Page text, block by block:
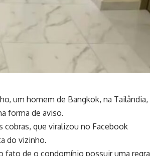
um homem de Bangkok, na Tailândia,
forma de aviso.
que viralizou no Facebook
do vizinho.
de o condomínio possuir uma regra